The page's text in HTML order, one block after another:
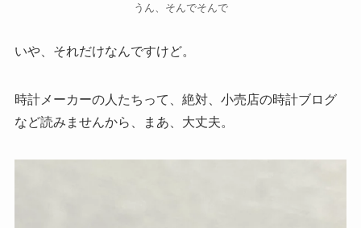
うん、そんでそんで
いや、それだけなんですけど。
時計メーカーの人たちって、絶対、小売店の時計ブログ
など読みませんから、まあ、大丈夫。